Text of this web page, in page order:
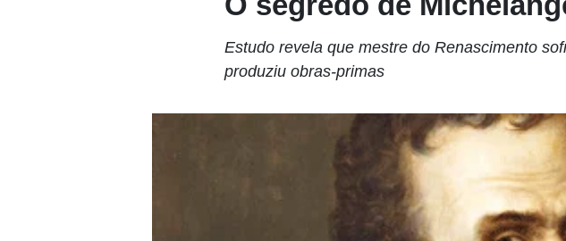
Estudo revela que mestre do Renascimento
produziu obras-primas